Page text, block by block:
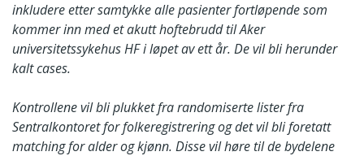
inkludere etter samtykke alle pasienter fortløpende som
kommer inn med et akutt hoftebrudd til Aker
universitetssykehus HF i løpet av ett år. De vil bli herunder
kalt cases.
Kontrollene vil bli plukket fra randomiserte lister fra
Sentralkontoret for folkeregistrering og det vil bli foretatt
matching for alder og kjønn. Disse vil høre til de bydelene